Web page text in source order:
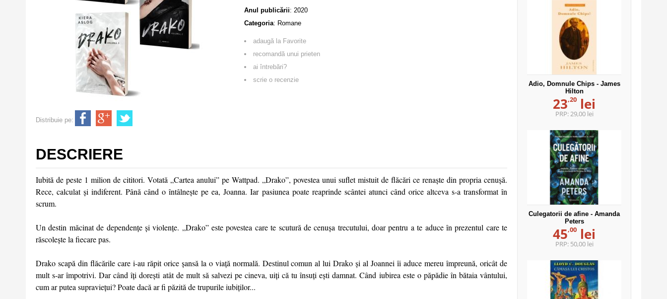
Anul publicării: 2020
Categoria: Romane
adaugă la Favorite
recomandă unui prieten
ai întrebări?
scrie o recenzie
Distribuie pe:
DESCRIERE
Iubită de peste 1 milion de cititori. Votată „Cartea anului” pe Wattpad. „Drako”, povestea unui suflet mistuit de flăcări ce renaște din propria cenușă.
Rece, calculat și indiferent. Până când o întâlnește pe ea, Joanna. Iar pasiunea poate reaprinde scântei atunci când orice altceva s-a transformat în
scrum.
Un destin măcinat de dependențe și violențe. „Drako” este povestea care te scutură de cenușa trecutului, doar pentru a te aduce în prezentul care te
răscolește la fiecare pas.
Drako scapă din flăcările care i-au răpit orice șansă la o viață normală. Destinul comun al lui Drako și al Joannei îi aduce mereu împreună, oricât de
mult s-ar împotrivi. Dar când îți dorești atât de mult să salvezi pe cineva, uiți că tu însuți ești damnat. Când iubirea este o păpădie în bătaia vântului,
cum ar putea supraviețui? Poate dacă ar fi păzită de trupurile iubiților...
Adio, Domnule Chips - James
Hilton
23,20 lei
PRP:29,00 lei
Culegatorii de afine - Amanda
Peters
45,00 lei
PRP: 50,00 lei